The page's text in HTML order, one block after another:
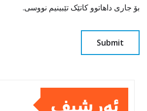
بۆ جاری داهاتوو کاتێک تێبینیم نووسی.
ئەرشیف